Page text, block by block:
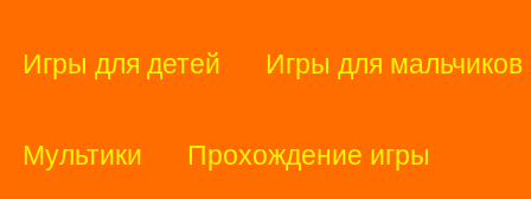
Игры для детей Игры для мальчиков
Мультики Прохождение игры